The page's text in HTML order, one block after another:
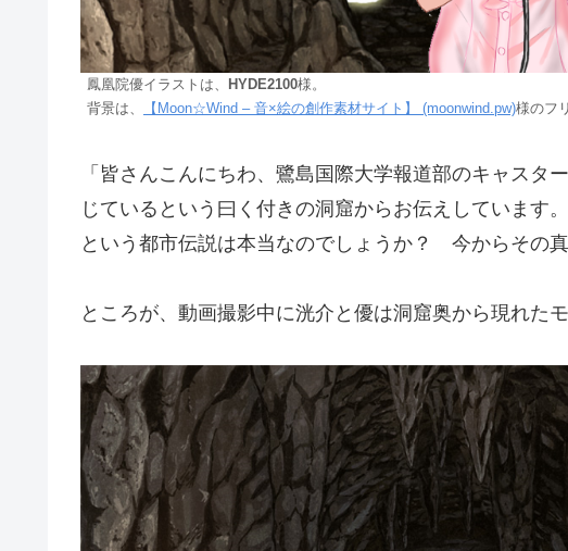
鳳凰院優イラストは、 HYDE2100様。
背景は、
【Moon☆Wind – 音×絵の創作素材サイト】 (moonwind.pw)様のフ
「皆さんこんにちわ、鷺島国際大学報道部のキャスタ
じているという曰く付きの洞窟からお伝えしています
という都市伝説は本当なのでしょうか？ 今からその
ところが、動画撮影中に洸介と優は洞窟奥から現れた